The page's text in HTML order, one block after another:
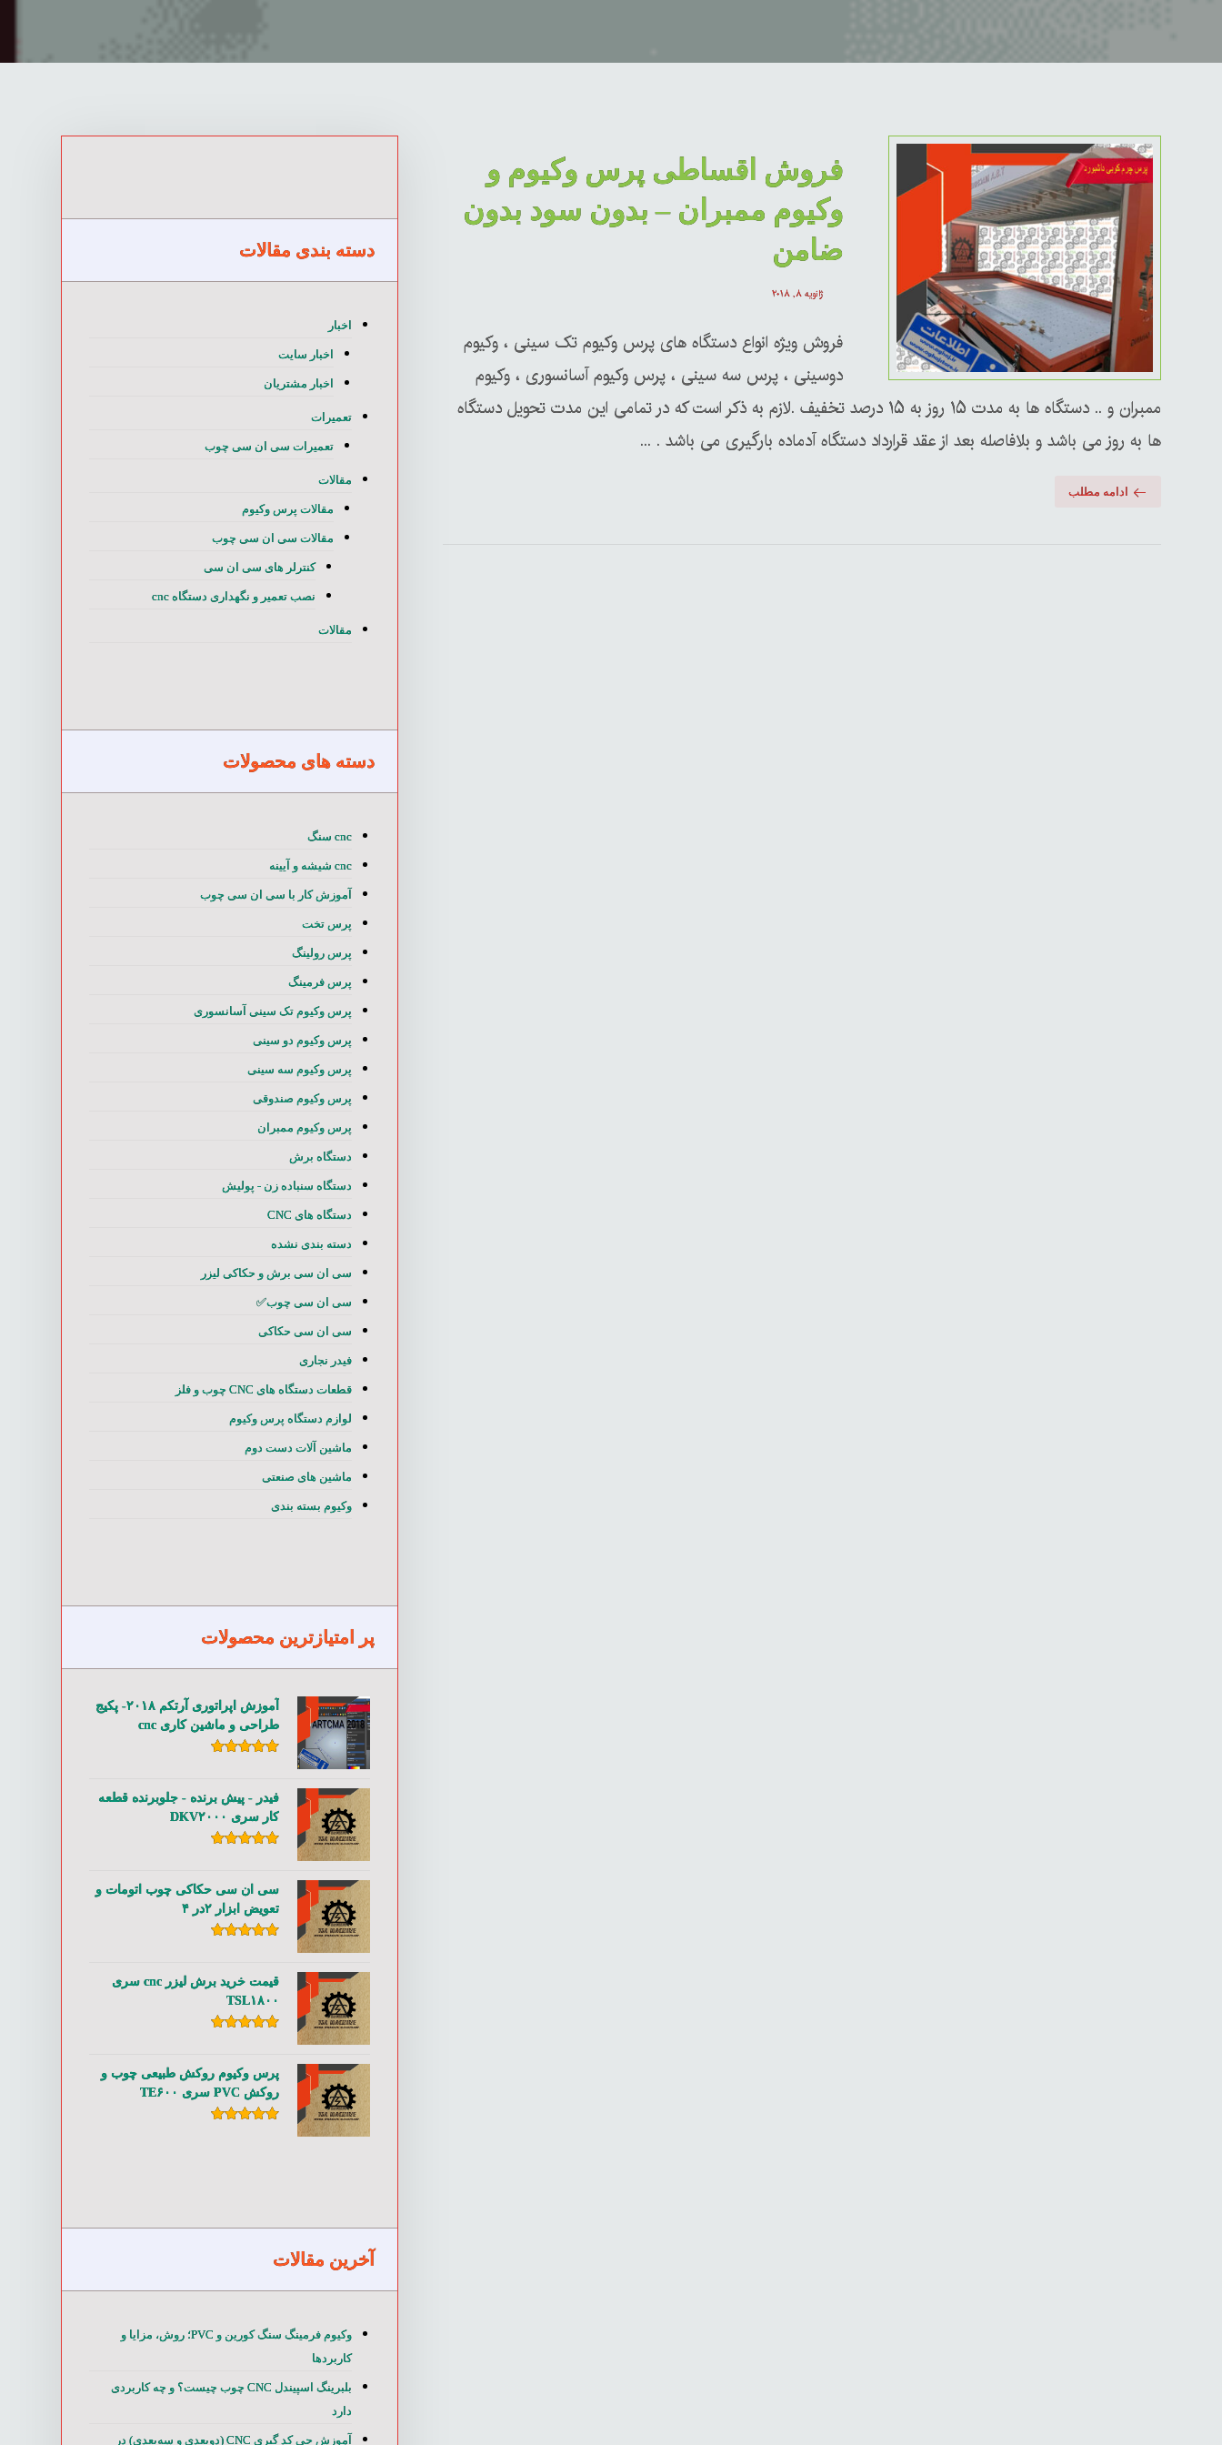
فروش اقساطی پرس وکیوم و
وکیوم ممبران – بدون سود بدون
ضامن
ژانویه ۸, ۲۰۱۸
فروش ویژه انواع دستگاه های پرس وکیوم تک سینی ، وکیوم
دوسینی ، پرس سه سینی ، پرس وکیوم آسانسوری ، وکیوم
ممبران و .. دستگاه ها به مدت ۱۵ روز به ۱۵ درصد تخفیف .لازم به ذکر است که در تمامی این مدت تحویل دستگاه
ها به روز می باشد و بلافاصله بعد از عقد قرارداد دستگاه آدماده بارگیری می باشد . ...
ادامه مطلب
دسته بندی مقالات
اخبار
اخبار سایت
اخبار مشتریان
تعمیرات
تعمیرات سی ان سی چوب
مقالات
مقالات پرس وکیوم
مقالات سی ان سی چوب
کنترلر های سی ان سی
نصب تعمیر و نگهداری دستگاه cnc
مقالات
دسته های محصولات
cnc سنگ
cnc شیشه و آیینه
آموزش کار با سی ان سی چوب
پرس تخت
پرس رولینگ
پرس فرمینگ
پرس وکیوم تک سینی آسانسوری
پرس وکیوم دو سینی
پرس وکیوم سه سینی
پرس وکیوم صندوقی
پرس وکیوم ممبران
دستگاه برش
دستگاه سنباده زن - پولیش
دستگاه های CNC
دسته بندی نشده
سی ان سی برش و حکاکی لیزر
سی ان سی چوب✅
سی ان سی حکاکی
فیدر نجاری
قطعات دستگاه های CNC چوب و فلز
لوازم دستگاه پرس وکیوم
ماشین آلات دست دوم
ماشین های صنعتی
وکیوم بسته بندی
پر امتیازترین محصولات
آموزش اپراتوری آرتکم ۲۰۱۸- پکیج
طراحی و ماشین کاری cnc
فیدر - پیش برنده - جلوبرنده قطعه
کار سری DKV۲۰۰۰
سی ان سی حکاکی چوب اتومات و
تعویض ابزار ۲در ۴
قیمت خرید برش لیزر cnc سری
TSL۱۸۰۰
پرس وکیوم روکش طبیعی چوب و
روکش PVC سری TE۶۰۰
آخرین مقالات
وکیوم فرمینگ سنگ کورین و PVC؛ روش، مزایا و
کاربردها
بلبرینگ اسپیندل CNC چوب چیست؟ و چه کاربردی
دارد
آموزش جی کد گیری CNC (دوبعدی و سه‌بعدی) در